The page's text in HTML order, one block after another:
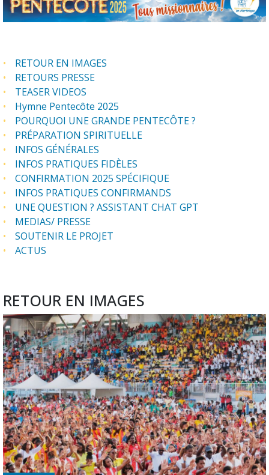
RETOUR EN IMAGES
RETOURS PRESSE
TEASER VIDEOS
Hymne Pentecôte 2025
POURQUOI UNE GRANDE PENTECÔTE ?
PRÉPARATION SPIRITUELLE
INFOS GÉNÉRALES
INFOS PRATIQUES FIDÈLES
CONFIRMATION 2025 SPÉCIFIQUE
INFOS PRATIQUES CONFIRMANDS
UNE QUESTION ? ASSISTANT CHAT GPT
MEDIAS/ PRESSE
SOUTENIR LE PROJET
ACTUS
RETOUR EN IMAGES